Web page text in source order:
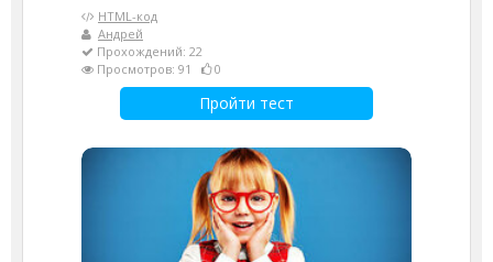
HTML-код
Андрей
Прохождений: 22
Просмотров: 91
0
Пройти тест